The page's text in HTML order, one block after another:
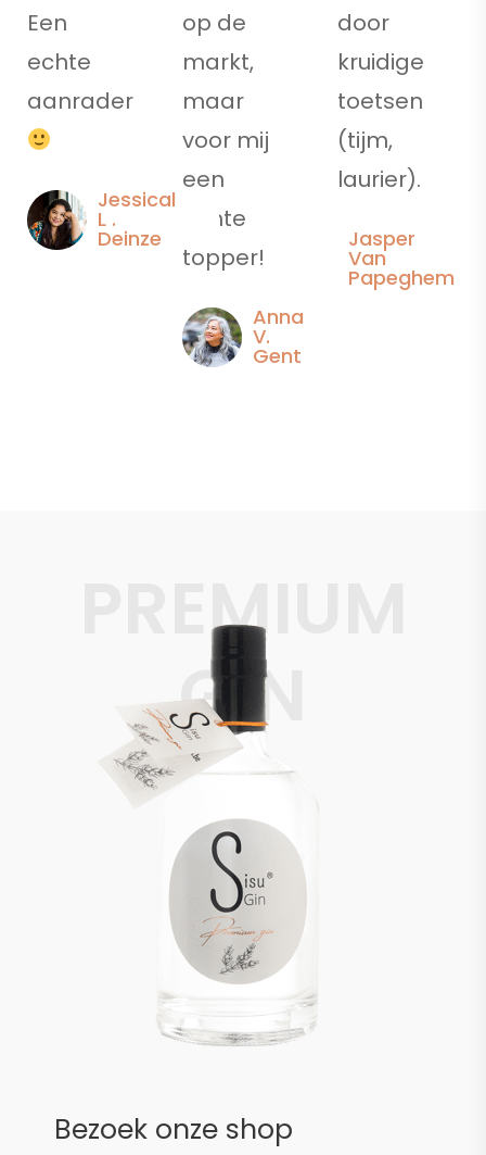
Een
echte
aanrader
Jessical
L .
Deinze
op de
markt,
maar
voor mij
een
echte
topper!
Anna
V.
Gent
door
kruidige
toetsen
(tijm,
laurier).
Jasper
Van
Papeghem
Bezoek onze shop
PREMIUM
GIN